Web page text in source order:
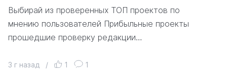
Выбирай из проверенных ТОП проектов по
мнению пользователей Прибыльные проекты
прошедшие проверку редакции…
3 г назад / 1 1